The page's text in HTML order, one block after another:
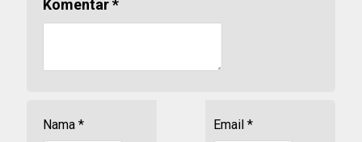
Komentar*
Nama * Email *